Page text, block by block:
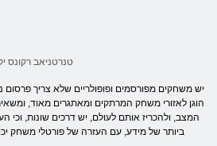
טנרטניאב רקונס
יש משחקים מפורסמים ופופולריים שלא צריך פרסום
הוגן לאזורי משחק המרתקים ומאתגרים מאוד,
המצב, ולהכריז אותם לעולם, יש דרכים שונות, וכי
ביותר של מידע, עם העזרה של פורטלי משחק